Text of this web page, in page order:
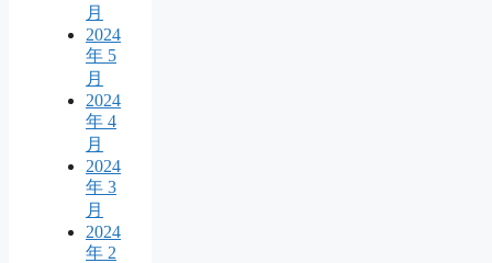
月
2024
年 5
月
2024
年 4
月
2024
年 3
月
2024
年 2